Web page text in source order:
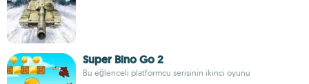
Super Bino Go 2
Bu eğlenceli platformcu serisinin ikinci oyunu